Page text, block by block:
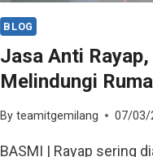
BLOG
Jasa Anti
Melindungi
By teamitgemilang 07/03/
BASMI | Rayap sering